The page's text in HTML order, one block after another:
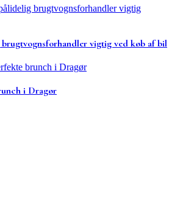
vigtig ved køb af bil
i Dragør